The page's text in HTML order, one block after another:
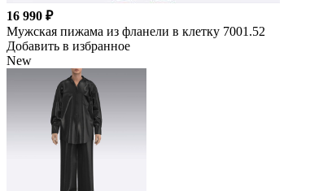
16 990 ₽
Мужская пижама из фланели в клетку 7001.52
Добавить в избранное
New